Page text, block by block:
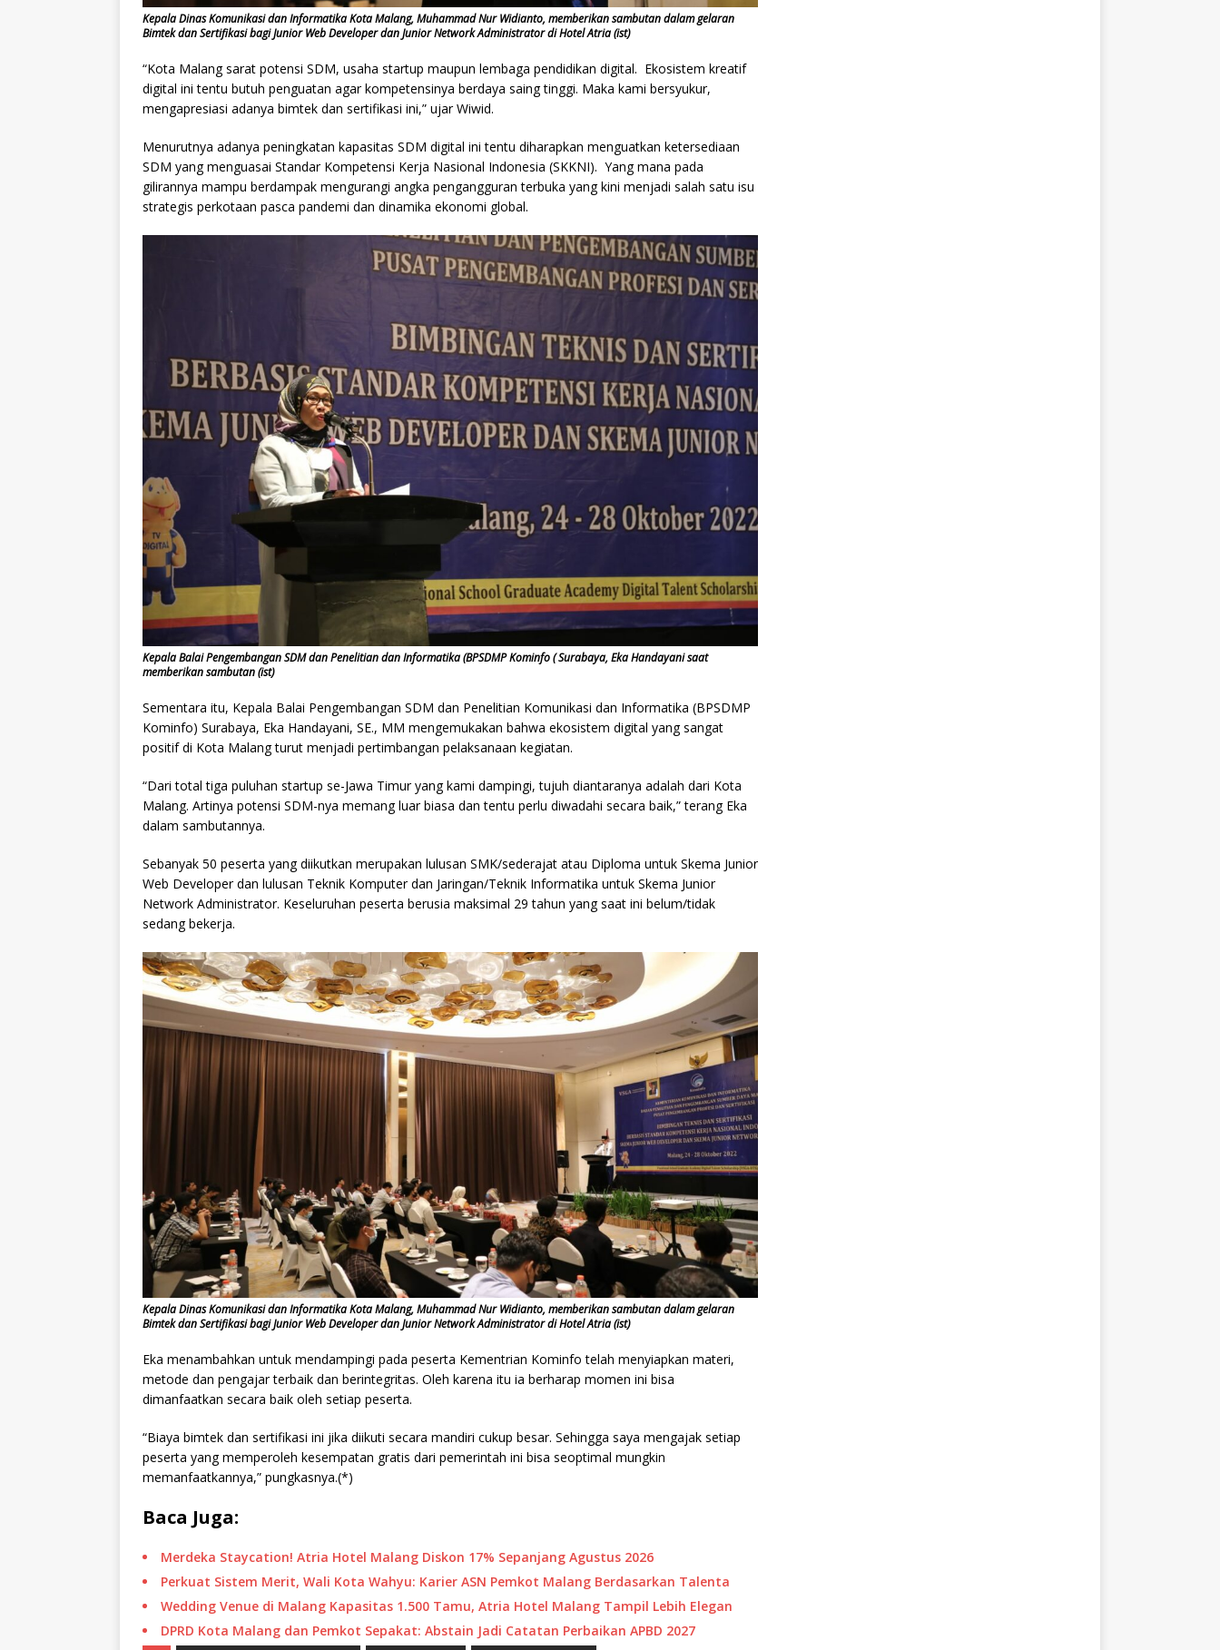
Kepala Dinas Komunikasi dan Informatika Kota Malang, Muhammad Nur Widianto, memberikan sambutan dalam gelaran
Bimtek dan Sertifikasi bagi Junior Web Developer dan Junior Network Administrator di Hotel Atria (ist)
“Kota Malang sarat potensi SDM, usaha startup maupun lembaga pendidikan digital. Ekosistem kreatif
digital ini tentu butuh penguatan agar kompetensinya berdaya saing tinggi. Maka kami bersyukur,
mengapresiasi adanya bimtek dan sertifikasi ini,” ujar Wiwid.
Menurutnya adanya peningkatan kapasitas SDM digital ini tentu diharapkan menguatkan ketersediaan
SDM yang menguasai Standar Kompetensi Kerja Nasional Indonesia (SKKNI). Yang mana pada
gilirannya mampu berdampak mengurangi angka pengangguran terbuka yang kini menjadi salah satu isu
strategis perkotaan pasca pandemi dan dinamika ekonomi global.
Kepala Balai Pengembangan SDM dan Penelitian dan Informatika (BPSDMP Kominfo ( Surabaya, Eka Handayani saat
memberikan sambutan (ist)
Sementara itu, Kepala Balai Pengembangan SDM dan Penelitian Komunikasi dan Informatika (BPSDMP
Kominfo) Surabaya, Eka Handayani, SE., MM mengemukakan bahwa ekosistem digital yang sangat
positif di Kota Malang turut menjadi pertimbangan pelaksanaan kegiatan.
“Dari total tiga puluhan startup se-Jawa Timur yang kami dampingi, tujuh diantaranya adalah dari Kota
Malang. Artinya potensi SDM-nya memang luar biasa dan tentu perlu diwadahi secara baik,” terang Eka
dalam sambutannya.
Sebanyak 50 peserta yang diikutkan merupakan lulusan SMK/sederajat atau Diploma untuk Skema Junior
Web Developer dan lulusan Teknik Komputer dan Jaringan/Teknik Informatika untuk Skema Junior
Network Administrator. Keseluruhan peserta berusia maksimal 29 tahun yang saat ini belum/tidak
sedang bekerja.
Kepala Dinas Komunikasi dan Informatika Kota Malang, Muhammad Nur Widianto, memberikan sambutan dalam gelaran
Bimtek dan Sertifikasi bagi Junior Web Developer dan Junior Network Administrator di Hotel Atria (ist)
Eka menambahkan untuk mendampingi pada peserta Kementrian Kominfo telah menyiapkan materi,
metode dan pengajar terbaik dan berintegritas. Oleh karena itu ia berharap momen ini bisa
dimanfaatkan secara baik oleh setiap peserta.
“Biaya bimtek dan sertifikasi ini jika diikuti secara mandiri cukup besar. Sehingga saya mengajak setiap
peserta yang memperoleh kesempatan gratis dari pemerintah ini bisa seoptimal mungkin
memanfaatkannya,” pungkasnya.(*)
Baca Juga:
Merdeka Staycation! Atria Hotel Malang Diskon 17% Sepanjang Agustus 2026
Perkuat Sistem Merit, Wali Kota Wahyu: Karier ASN Pemkot Malang Berdasarkan Talenta
Wedding Venue di Malang Kapasitas 1.500 Tamu, Atria Hotel Malang Tampil Lebih Elegan
DPRD Kota Malang dan Pemkot Sepakat: Abstain Jadi Catatan Perbaikan APBD 2027